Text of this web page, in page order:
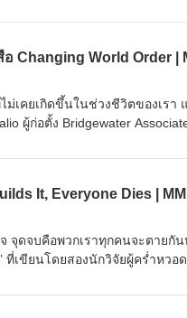
World Appears’ ผลงานเล่ม
ษะที่สำคัญที่สุดในการรักษา ‘คว
Changing World Order |
ม่เคยเกิดขึ้นในช่วงชีวิตของเรา
ผู้ก่อตั้ง Bridgewater
World Order".ในหมุด
รเมืองสุดขั้ว และการเผชิญหน้
เติบโตมาตลอด 80 ปีหลังสงคร
นทำงาน ธุรกิจ และประเทศไท
#ระเบี
It, Everyone Dies | MM
จุดจบคือพวกเราทุกคนจะตายกั
ที่เขียนโดยสองนักวิจัยผู้คร่ำหวอ
ทางออกสุดโต่งว่า โลกต้องร่วม